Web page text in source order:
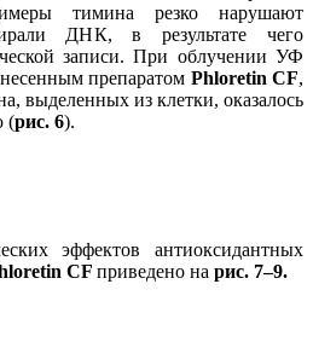
тимина резко нарушают
ДНК, в результате чего
записи. При облучении УФ
препаратом Phloretin CF,
выделенных из клетки, оказалось
(рис. 6).
эффектов антиоксидантных
CF приведено на рис. 7–9.